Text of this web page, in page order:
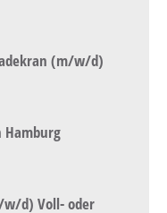
(m/w/d)
Hamburg
d) Voll- oder